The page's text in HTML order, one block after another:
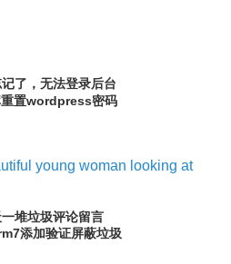
了，无法登录后台
置wordpress密码
堆垃圾评论留言
添加验证屏蔽垃圾